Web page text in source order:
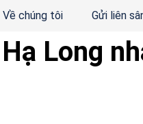
Về chúng tôi Gửi liên
Long